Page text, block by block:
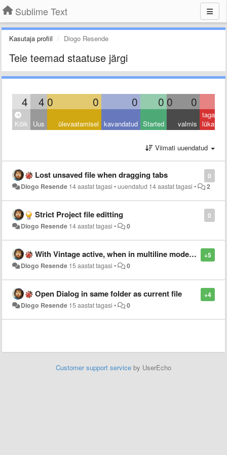
Sublime Text
Kasutaja profiil Diogo Resende
Teie teemad staatuse järgi
4 4 0 0 0 0 0 0
Kõik Uus ülevaatamisel kavandatud Started valmis
tagasi
lükatud
Viimati uuendatud
0
Lost unsaved file when dragging tabs
Diogo Resende 14 aastat tagasi •uuendatud 14 aastat tagasi • 2
0
Strict Project file editting
Diogo Resende 14 aastat tagasi • 0
+5
With Vintage active, when in multiline mode, pressing ESC should not go to COMMAND MODE
Diogo Resende 15 aastat tagasi • 0
+4
Open Dialog in same folder as current file
Diogo Resende 15 aastat tagasi • 0
Customer support service by UserEcho